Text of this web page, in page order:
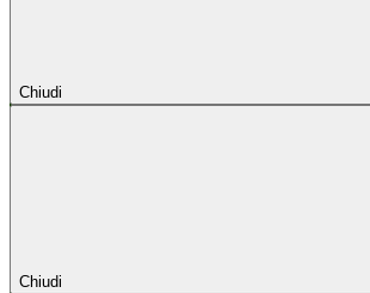
Chiudi
Chiudi